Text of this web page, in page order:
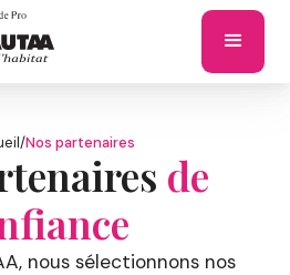
/Nos partenaires
de
nous sélectionnons nos